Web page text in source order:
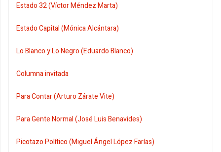
Estado 32 (Víctor Méndez Marta)
Estado Capital (Mónica Alcántara)
Lo Blanco y Lo Negro (Eduardo Blanco)
Columna invitada
Para Contar (Arturo Zárate Vite)
Para Gente Normal (José Luis Benavides)
Picotazo Político (Miguel Ángel López Farías)